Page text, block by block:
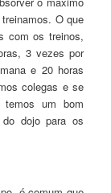
O que
com os treinos,
3 vezes por
e 20 horas
colegas e se
um bom
dojo para os